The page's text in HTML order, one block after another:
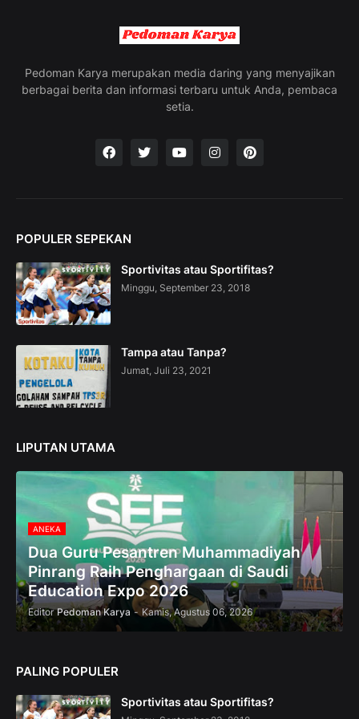
V
e
c
t
i
n
—
U
p
t
0
%
f
f
Pedoman Karya merupakan media daring yang menyajikan
berbagai berita dan informasi terbaru untuk Anda, pembaca
setia.
POPULER SEPEKAN
Sportivitas atau Sportifitas?
Minggu, September 23, 2018
Tampa atau Tanpa?
Jumat, Juli 23, 2021
LIPUTAN UTAMA
ANEKA
Dua Guru Pesantren Muhammadiyah
Pinrang Raih Penghargaan di Saudi
Education Expo 2026
Editor Pedoman Karya - Kamis, Agustus 06, 2026
PALING POPULER
Sportivitas atau Sportifitas?